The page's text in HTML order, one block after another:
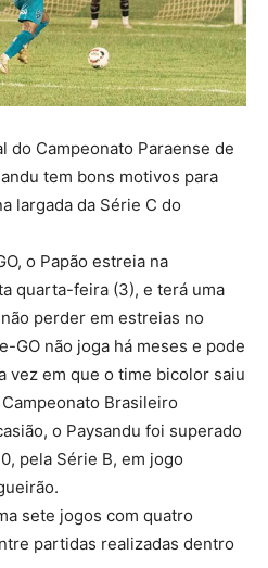
do Campeonato Paraense de
tem bons motivos para
largada da Série C do
o Papão estreia na
quarta-feira (3), e terá uma
perder em estreias no
GO não joga há meses e pode
vez em que o time bicolor saiu
Brasileiro
o Paysandu foi superado
pela Série B, em jogo
sete jogos com quatro
partidas realizadas dentro